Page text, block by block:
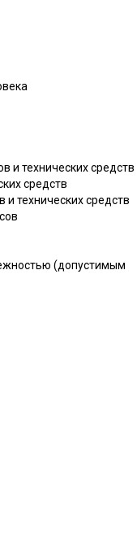
и технических средств
средств
технических средств
(допустимым